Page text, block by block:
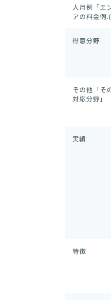
人月例「エ
アの料金例.(
得意分野
その他「そ
対応分野」
実績
特徴